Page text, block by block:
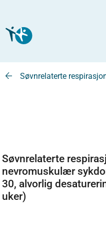
Søvnrelaterte
Søvnrelaterte
nevromuskulær
30, alvorlig
uker)